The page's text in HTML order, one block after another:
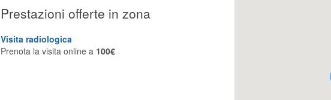
Prestazioni offerte in zona
Visita radiologica
Prenota la visita online a 100€